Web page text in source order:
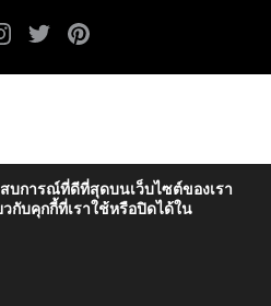
บการณ์ที่ดีที่สุดบนเว็บไซต์ของเรา
กับคุกกี้ที่เราใช้หรือปิดได้ใน